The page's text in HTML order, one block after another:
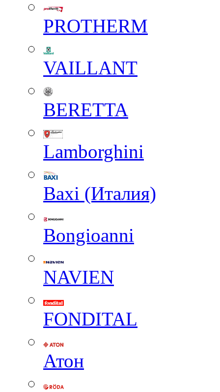
PROTHERM
VAILLANT
BERETTA
Lamborghini
Baxi (Италия)
Вongioanni
NAVIEN
FONDITAL
Атон